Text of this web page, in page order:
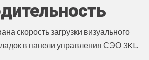
скорость загрузки визуального
в панели управления СЭО 3KL.